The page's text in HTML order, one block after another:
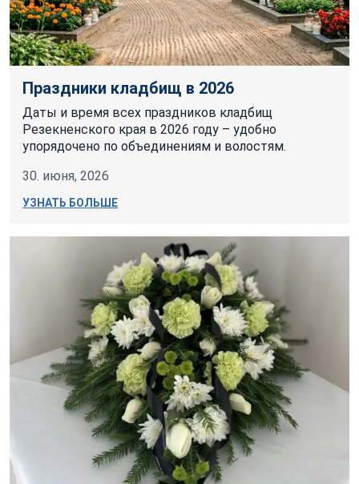
Праздники кладбищ в 2026
Даты и время всех праздников кладбищ
Резекненского края в 2026 году – удобно
упорядочено по объединениям и волостям.
30. июня, 2026
УЗНАТЬ БОЛЬШЕ